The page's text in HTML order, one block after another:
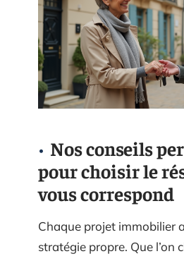
Nos conseils
pour choisir le
vous correspond
Chaque projet immobilier
stratégie propre. Que l’on